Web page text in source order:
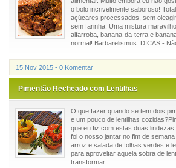
o bolo incrivelmente saboroso!
açúcares processados, sem
sem farinha. Uma mistura
alfarroba, banana-da-terra e
normal! Barbarelismus. DICAS -
15 Nov 2015 - 0 Komentar
Pimentão Recheado com Lentilhas
O que fazer quando se tem dois
e um pouco de lentilhas
que eu fiz com estas duas
foi o nosso jantar no fim de
arroz e salada de folhas verdes e
para aproveitar aquela sobra de
transformar...